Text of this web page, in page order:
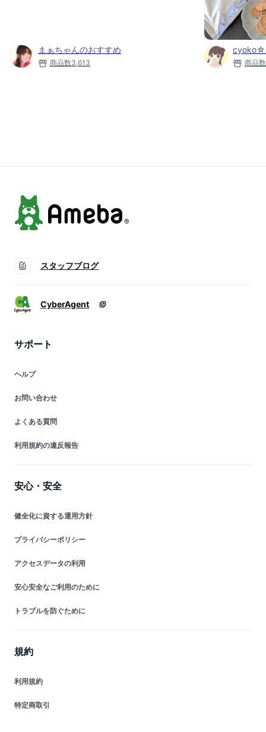
まぁちゃんのおすすめ
商品数3,613 商品数
スタッフブログ
CyberAgent
サポート
ヘルプ
お問い合わせ
よくある質問
利用規約の違反報告
安心・安全
健全化に資する運用方針
プライバシーポリシー
アクセスデータの利用
安心安全なご利用のために
トラブルを防ぐために
規約
利用規約
特定商取引